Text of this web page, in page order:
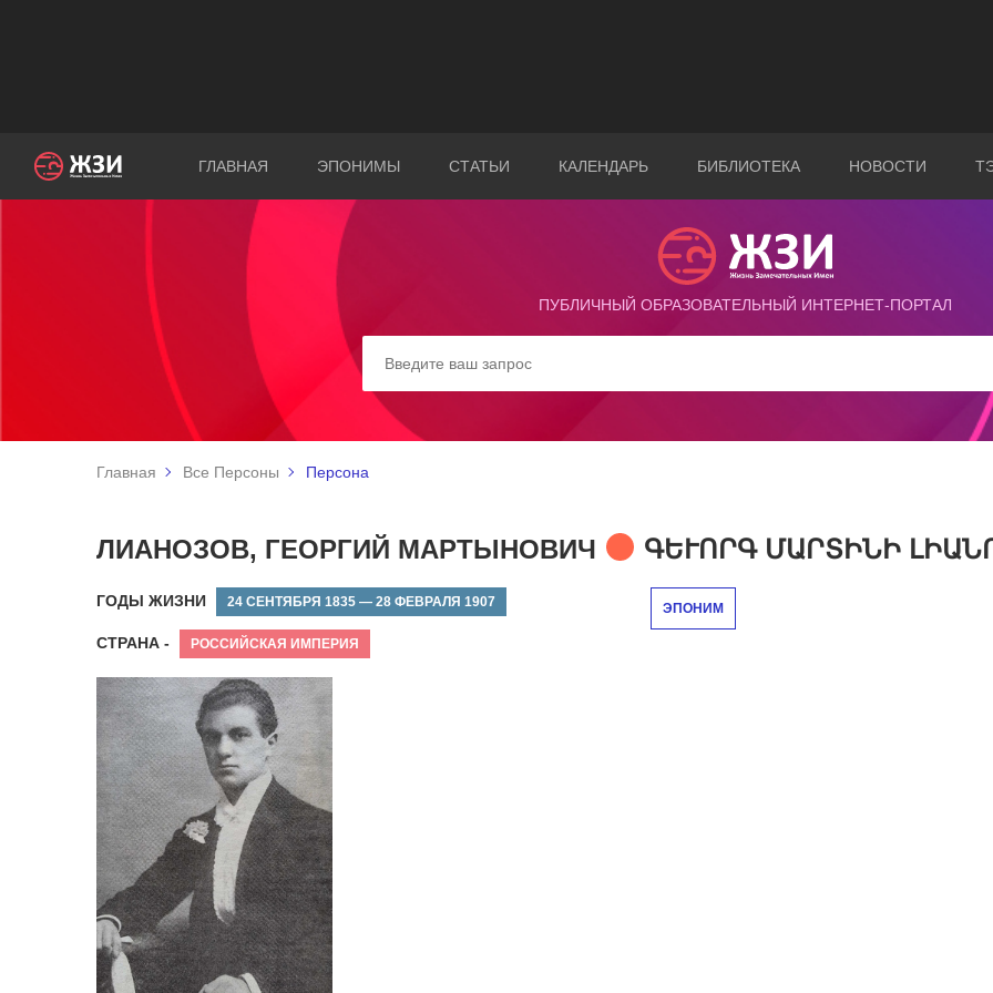
ГЛАВНАЯ ЭПОНИМЫ СТАТЬИ КАЛЕНДАРЬ БИБЛИОТЕКА НОВОСТИ
ПУБЛИЧНЫЙ ОБРАЗОВАТЕЛЬНЫЙ ИНТЕРНЕТ-ПОРТАЛ
Главная Все Персоны Персона
ЛИАНОЗОВ, ГЕОРГИЙ МАРТЫНОВИЧ ԳԵՒՈՐԳ ՄԱՐՏԻՆԻ
ГОДЫ ЖИЗНИ 24 СЕНТЯБРЯ 1835 — 28 ФЕВРАЛЯ 1907 ЭПОНИМ
СТРАНА - РОССИЙСКАЯ ИМПЕРИЯ